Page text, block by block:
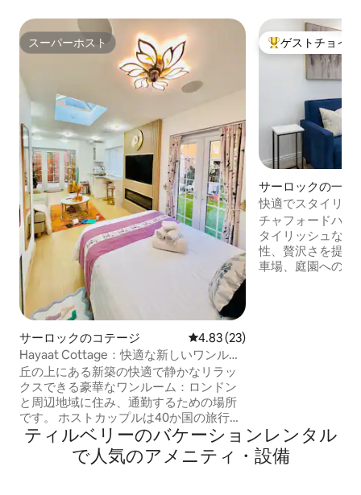
スーパーホスト
スーパーホスト
サーロックのコテージ レビュー23件、5つ星中4.83つ
4.83 (23)
Hayaat Cottage：快適な新しいワンルー
ム、ロンドンへのアクセスが良好
丘の上にある新築の快適で静かなリラッ
クスできる豪華なワンルーム：ロンドン
と周辺地域に住み、通勤するための場所
です。 ホストカップルは40か国の旅行経
験があります。 ロンドンへのアクセスが
簡単です。 バス停：徒歩1分 グレイズ
駅：バス10 ～15分/タクシー5 ～7分。ロ
大好評のゲスト
ゲストチョイス
サーロックの一軒
快適でスタイリッ
チャフォードハン
タイリッシュな別
性、贅沢さを提供
車場、庭園へのア
ます。
ティルベリーのバケーションレンタル
で人気のアメニティ・設備